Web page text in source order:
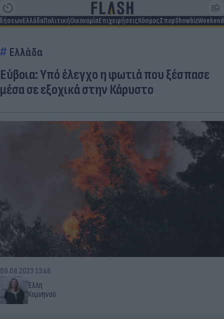
ΕλλάδαΠολιτικήΟικονομίαΕπιχειρήσειςΚόσμοςΣπορShowbizWeekend
Ελλάδα
Εύβοια: Υπό έλεγχο η φωτιά που ξέσπασε
μέσα σε εξοχικά στην Κάρυστο
Έλλη
Κομνηνού
09.08.2023 13:46